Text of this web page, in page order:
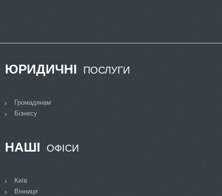
ЮРИДИЧНІ ПОСЛУГИ
Громадянам
Бізнесу
НАШІ ОФІСИ
Київ
Вінниця